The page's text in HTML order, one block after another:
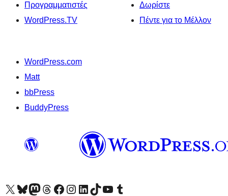
Προγραμματιστές
WordPress.TV
Δωρίστε
Πέντε για το Μέλλον
WordPress.com
Matt
bbPress
BuddyPress
Visit our X (formerly Twitter) account
Visit our Bluesky account
Επισκεφθείτε τον λογαριασμό μας στο Mastodon
Visit our Threads account
Επισκεφτείτε τη σελίδα μας στο Facebook
Επισκεφθείτε τον λογαριασμό μας Instagram
Επισκεφθείτε τον λογαριασμό μας LinkedIn
Visit our TikTok account
Visit our YouTube channel
Visit our Tumblr account